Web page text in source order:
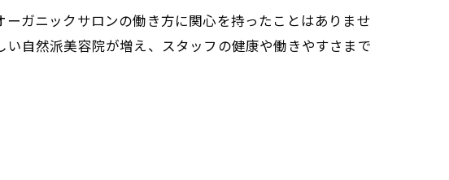
ガニックサロンの働き方に関心を持ったことはありませ
自然派美容院が増え、スタッフの健康や働きやすさまで